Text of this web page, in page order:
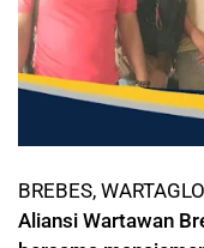
BREBES,
Aliansi Wartawan